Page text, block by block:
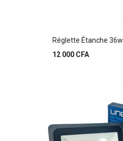
Réglette Étanche 36w
Prix
12 000 CFA